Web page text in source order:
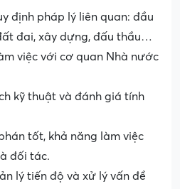
định pháp lý liên quan: đầu
đai, xây dựng, đấu thầu…
việc với cơ quan Nhà nước
kỹ thuật và đánh giá tính
tốt, khả năng làm việc
đối tác.
lý tiến độ và xử lý vấn đề